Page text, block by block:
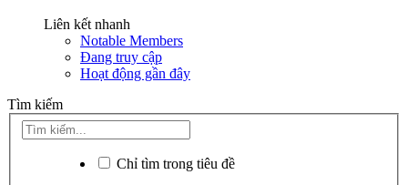
Liên kết nhanh
Notable Members
Đang truy cập
Hoạt động gần đây
Tìm kiếm
Chỉ tìm trong tiêu đề